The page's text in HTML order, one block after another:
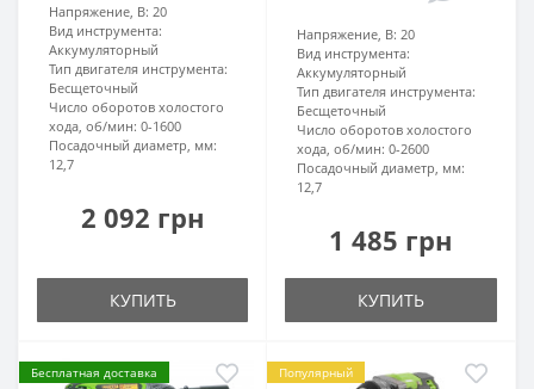
Напряжение, В: 20
Вид инструмента:
Аккумуляторный
Тип двигателя инструмента:
Бесщеточный
Число оборотов холостого
хода, об/мин: 0-1600
Посадочный диаметр, мм:
12,7
2 092 грн
КУПИТЬ
Напряжение, В: 20
Вид инструмента:
Аккумуляторный
Тип двигателя инструмента:
Бесщеточный
Число оборотов холостого
хода, об/мин: 0-2600
Посадочный диаметр, мм:
12,7
1 485 грн
КУПИТЬ
Бесплатная доставка
Популярный